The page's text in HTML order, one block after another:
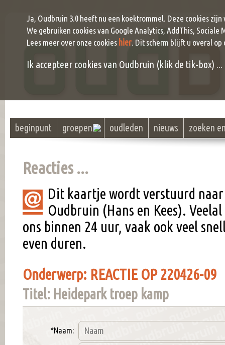
beginpunt groepen oudleden nieuws zoeken
Reacties ...
Dit kaartje wordt verstuurd
Oudbruin (Hans en Kees).
ons binnen 24 uur, vaak ook veel
even duren.
Onderwerp: REACTIE OP 220426-09
Titel: Heidepark troep kamp
*Naam:
Ja, Oudbruin 3.0 heeft nu een koektrommel. Deze cookies
We gebruiken cookies van Google Analytics, AddThis, Sociale
Lees meer over onze cookies hier. Dit scherm blijft u overal op
Ik accepteer cookies van Oudbruin (klik de tik-box) ...